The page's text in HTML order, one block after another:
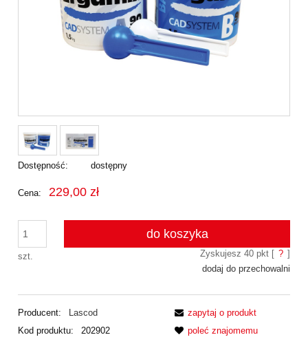
Dostępność: dostępny
Cena: 229,00 zł
szt.
do koszyka
Zyskujesz 40pkt [ ? ]
dodaj do przechowalni
Producent:
Lascod
Kod produktu:
202902
zapytaj o produkt
poleć znajomemu